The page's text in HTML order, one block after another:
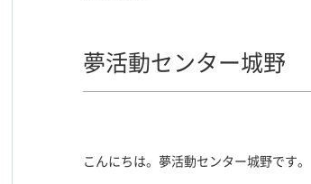
夢活動センター城野
こんにちは。夢活動センター城野です。